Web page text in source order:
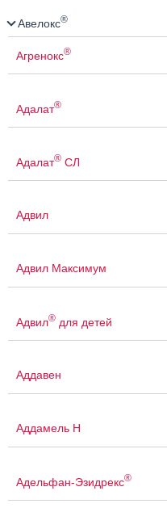
Авелокс®
Агренокс®
Адалат®
Адалат® СЛ
Адвил
Адвил Максимум
Адвил® для детей
Аддавен
Аддамель Н
Адельфан-Эзидрекс®